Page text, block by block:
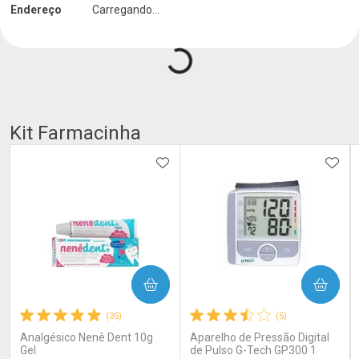
Endereço Carregando...
Carregando produtos do seller...
Kit Farmacinha
(35)
Analgésico Nenê Dent 10g
Gel
ADICIONAR AOS FAVORITOS
COMPRAR
(5)
Aparelho de Pressão Digital
de Pulso G-Tech GP300 1
COMPRAR